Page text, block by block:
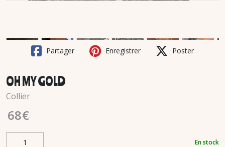
Partager Enregistrer Poster
OH MY GOLD
Collier
68€
En stock